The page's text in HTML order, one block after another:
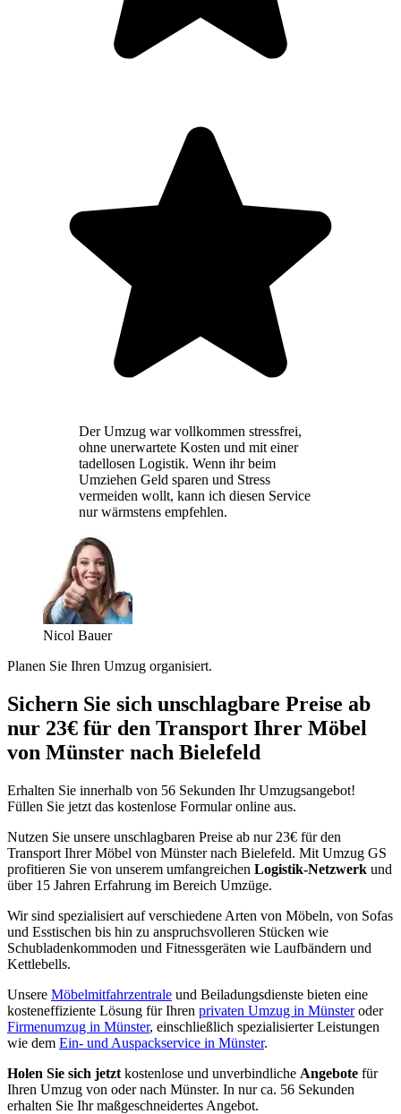
Der Umzug war vollkommen stressfrei,
ohne unerwartete Kosten und mit einer
tadellosen Logistik. Wenn ihr beim
Umziehen Geld sparen und Stress
vermeiden wollt, kann ich diesen Service
nur wärmstens empfehlen.
Nicol Bauer
Planen Sie Ihren Umzug organisiert.
Sichern Sie sich unschlagbare Preise ab
nur 23€ für den Transport Ihrer Möbel
von Münster nach Bielefeld
Erhalten Sie innerhalb von 56 Sekunden Ihr Umzugsangebot!
Füllen Sie jetzt das kostenlose Formular online aus.
Nutzen Sie unsere unschlagbaren Preise ab nur 23€ für den
Transport Ihrer Möbel von Münster nach Bielefeld. Mit Umzug GS
profitieren Sie von unserem umfangreichen Logistik-Netzwerk und
über 15 Jahren Erfahrung im Bereich Umzüge.
Wir sind spezialisiert auf verschiedene Arten von Möbeln, von Sofas
und Esstischen bis hin zu anspruchsvolleren Stücken wie
Schubladenkommoden und Fitnessgeräten wie Laufbändern und
Kettlebells.
Unsere Möbelmitfahrzentrale und Beiladungsdienste bieten eine
kosteneffiziente Lösung für Ihren privaten Umzug in Münsteroder
Firmenumzug in Münster, einschließlich spezialisierter Leistungen
wie dem Ein- und Auspackservice in Münster.
Holen Sie sich jetzt kostenlose und unverbindliche Angebote für
Ihren Umzug von oder nach Münster. In nur ca. 56 Sekunden
erhalten Sie Ihr maßgeschneidertes Angebot.